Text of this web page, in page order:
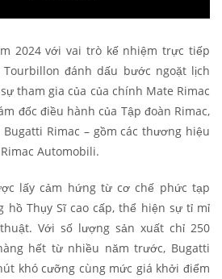
2024 với vai trò kế nhiệm trực tiếp
đánh dấu bước ngoặt lịch
tham gia của của chính Mate Rimac
đốc điều hành của Tập đoàn Rimac,
Rimac – gồm các thương hiệu
Automobili.
lấy cảm hứng từ cơ chế phức tạp
hồ Thụy Sĩ cao cấp, thể hiện sự tỉ mỉ
Với số lượng sản xuất chỉ 250
hết từ nhiều năm trước, Bugatti
khó cưỡng cùng mức giá khởi điểm